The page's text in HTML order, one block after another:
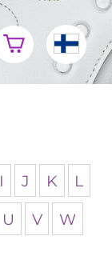
I J K
L
U V
W